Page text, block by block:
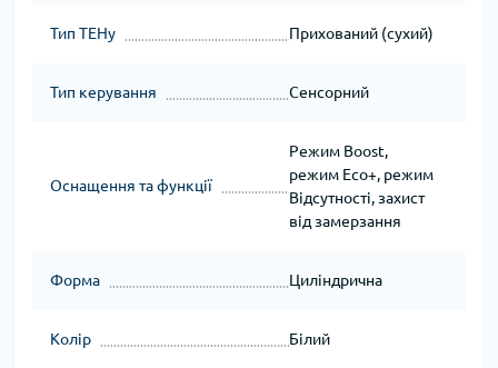
Тип ТЕНу Прихований (сухий)
Тип керування Сенсорний
Оснащення та функції
Режим Boost,
режим Eco+, режим
Відсутності, захист
від замерзання
Форма Циліндрична
Колір Білий